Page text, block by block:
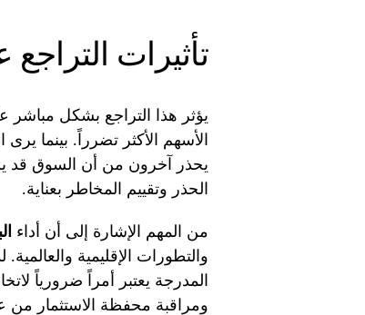
تأثيرات
يؤثر هذا التراجع بشكل
الأسهم الأكثر تضرراً. بينما
يحذر آخرون من أن السوق قد
الحذر وتقييم المخاطر بعناية.
من المهم الإشارة إلى أن أداء
والتطورات الإقليمية
المدرجة يعتبر أمراً ضرورياً
ومراقبة محفظة الاستثمار